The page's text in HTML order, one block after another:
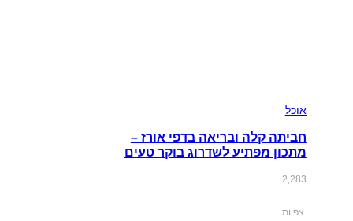
אוכל
חביתה קלה ובריאה בדפי אורז –
מתכון מפתיע לשדרוג בוקר טעים
2,283
צפיות